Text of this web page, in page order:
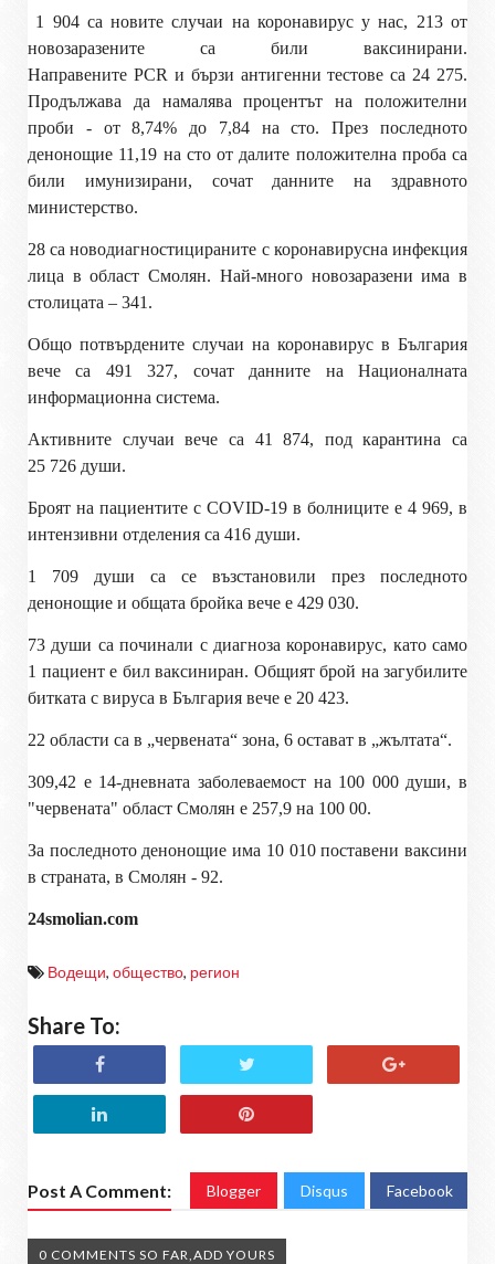
1 904 са новите случаи на коронавирус у нас, 213 от
новозаразените са били ваксинирани.
Направените PCR и бързи антигенни тестове са 24 275.
Продължава да намалявапроцентът на положителни
проби - от 8,74% до 7,84 на сто.
През последното
денонощие 11,19 на сто от далите положителна проба са
били имунизирани, сочат данните на здравното
министерство.
28 са новодиагностицираните с коронавирусна инфекция
лица в област Смолян. Най-много новозаразени има в
столицата – 341.
Общо потвърдените случаи на коронавирус в България
вече са 491 327, сочат данните на Националната
информационна система.
Активните случаи вече са 41 874, под карантина са
25 726 души.
Броят на пациентите с COVID-19 в болниците е 4 969, в
интензивни отделения са 416 души.
1 709 души са се възстановили през последното
денонощие и общата бройка вече е 429 030.
73 души са починали с диагноза коронавирус, като само
1 пациент е бил ваксиниран. Общият брой на загубилите
битката с вируса в България вече е 20 423.
22 области са в „червената“ зона, 6 остават в „жълтата“.
309,42 е 14-дневната заболеваемост на 100 000 души, в
"червената" област Смолян е 257,9 на 100 00.
За последното денонощие има 10 010 поставени ваксини
в страната, в Смолян - 92.
24smolian.com
Водещи, общество, регион
Share To:
Post A Comment: Blogger Disqus Facebook
0 COMMENTS SO FAR,ADD YOURS